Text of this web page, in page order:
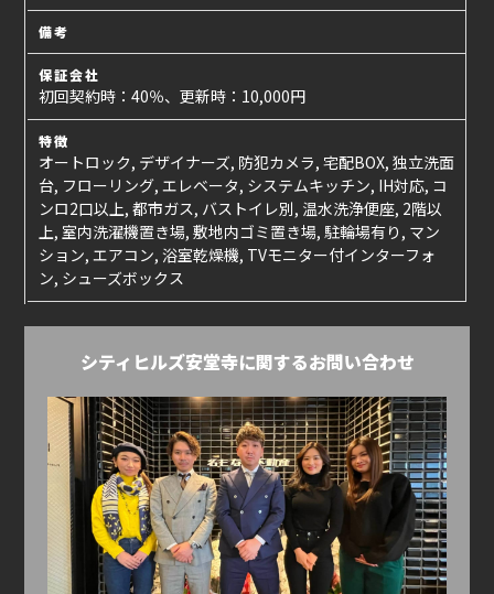
備考
保証会社
初回契約時：40％、更新時：10,000円
特徴
オートロック, デザイナーズ, 防犯カメラ, 宅配BOX, 独立洗面
台, フローリング, エレベータ, システムキッチン, IH対応, コ
ンロ2口以上, 都市ガス, バストイレ別, 温水洗浄便座, 2階以
上, 室内洗濯機置き場, 敷地内ゴミ置き場, 駐輪場有り, マン
ション, エアコン, 浴室乾燥機, TVモニター付インターフォ
ン, シューズボックス
シティヒルズ安堂寺に関するお問い合わせ